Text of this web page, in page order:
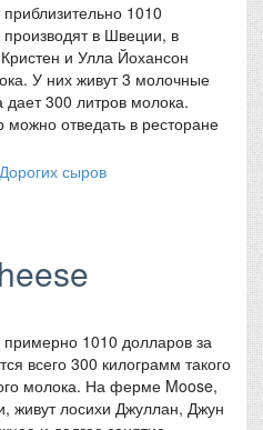
1010
в Швеции, в
и Улла Йохансон
У них живут 3 молочные
300 литров молока.
можно отведать в ресторане
примерно 1010 долларов за
всего 300 килограмм такого
молока. На ферме Moose,
живут лосихи Джуллан, Джун